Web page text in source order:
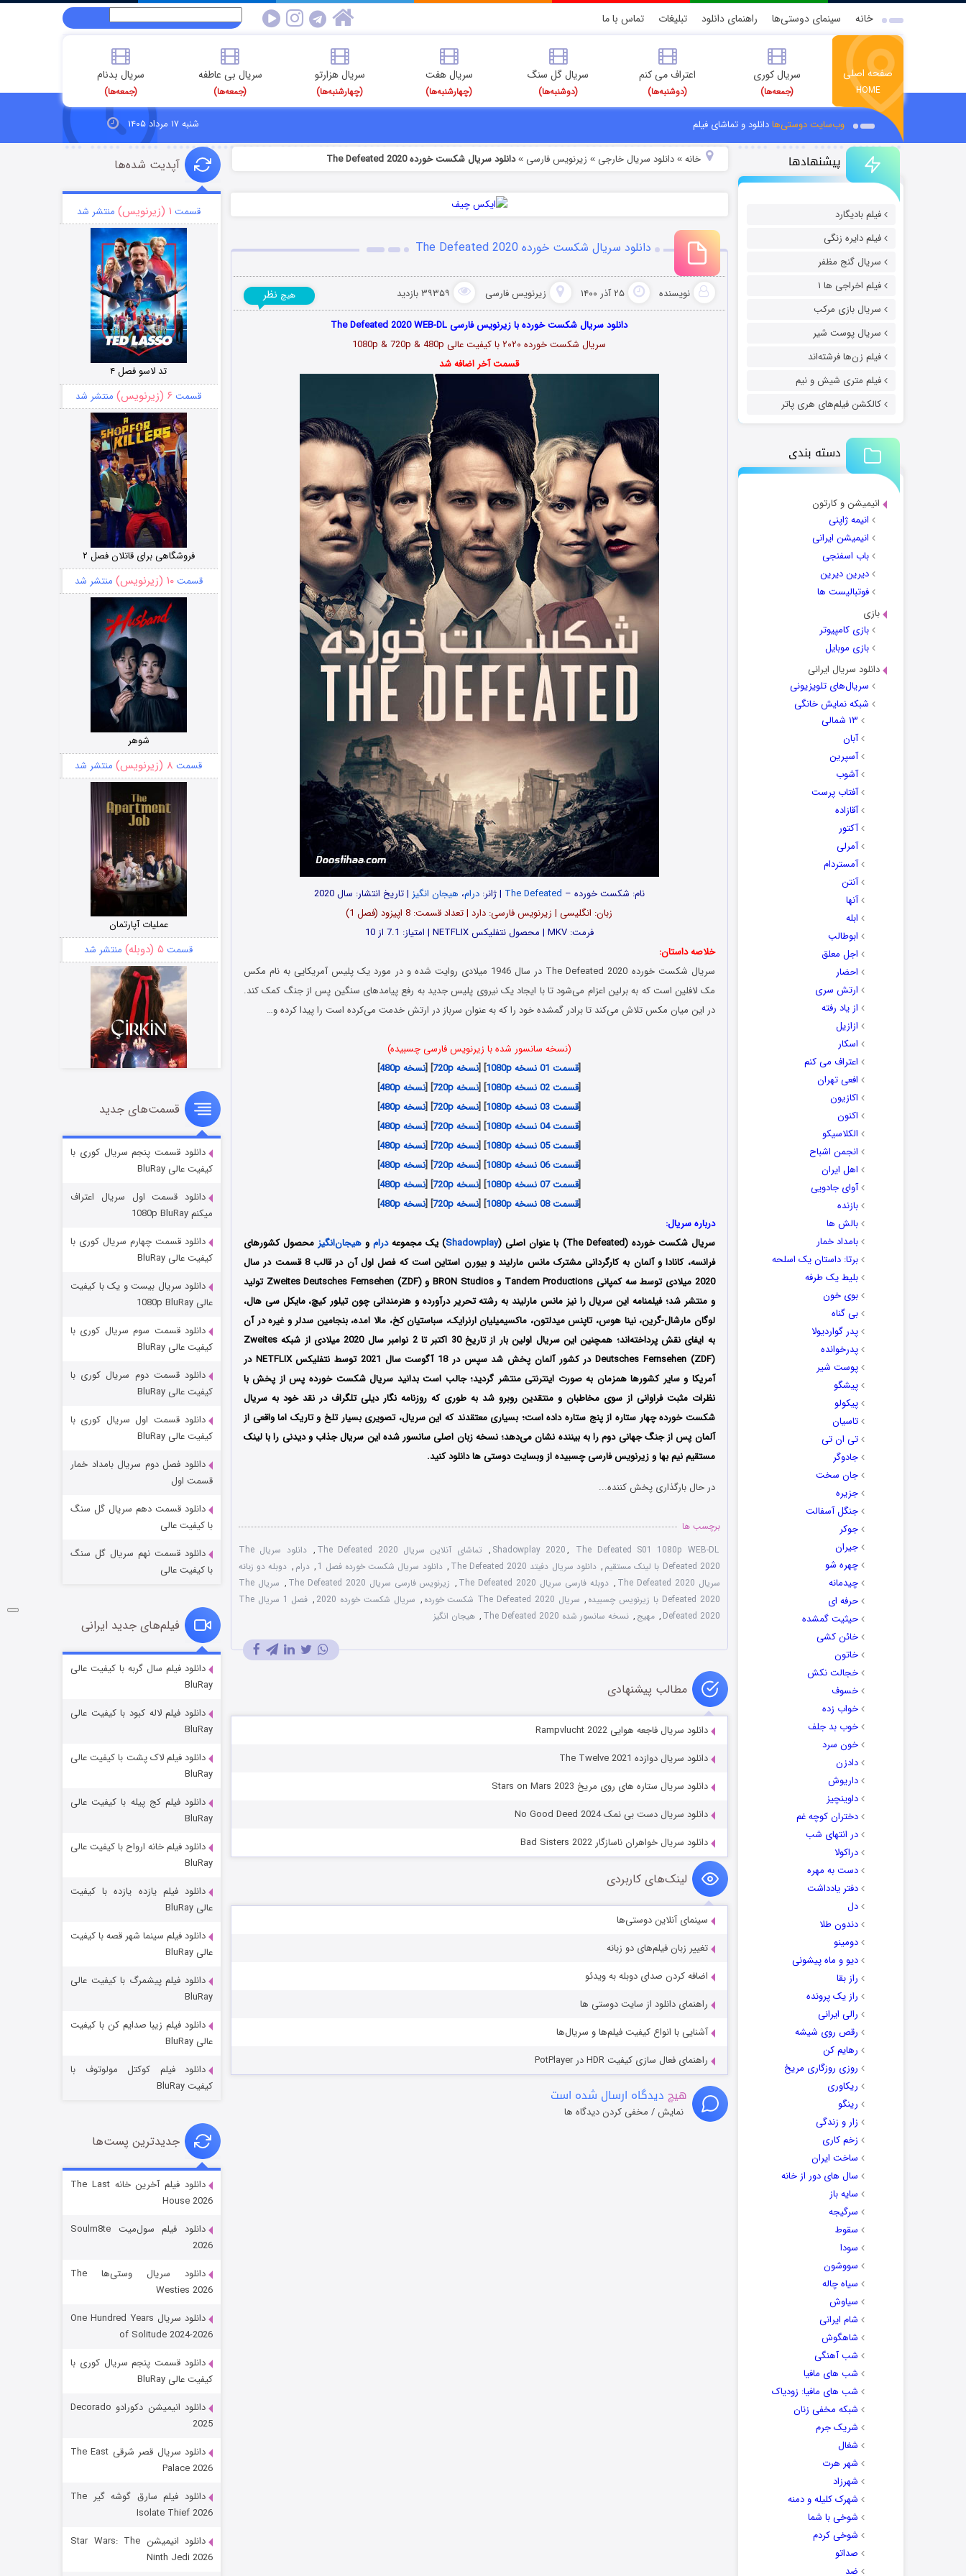
خانه سینمای دوستی‌ها راهنمای دانلود تبلیغات تماس با ما
صفحه اصلی
HOME
سریال کوری
(جمعه‌ها)
اعتراف می کنم
(دوشنبه‌ها)
سریال گل سنگ
(دوشنبه‌ها)
سریال هفت
(چهارشنبه‌ها)
سریال هزارتو
(چهارشنبه‌ها)
سریال بی عاطفه
(جمعه‌ها)
سریال بدنام
(جمعه‌ها)
وب‌سایت دوستی‌هادانلود و تماشای فیلم شنبه ۱۷ مرداد ۱۴۰۵
پیشنهادها
فیلم بادیگارد
فیلم دایره زنگی
سریال گنج مظفر
فیلم اخراجی ها ۱
سریال بازی مرکب
سریال پوست شیر
فیلم زن‌ها فرشته‌اند
فیلم متری شیش و نیم
کالکشن فیلم‌های هری پاتر
دسته بندی
انیمیشن و کارتون
انیمه ژاپنی
انیمیشن ایرانی
باب اسفنجی
دیرین دیرین
فوتبالیست ها
بازی
بازی کامپیوتر
بازی موبایل
دانلود سریال ایرانی
سریال‌های تلویزیونی
شبکه نمایش خانگی
۱۳ شمالی
آبان
آسپرین
آشوب
آفتاب پرست
آقازاده
آکتور
آمرلی
آمستردام
آنتن
آنها
ابله
ابوطالب
اجل معلق
احضار
ارتش سری
از یاد رفته
ازازیل
اسکار
اعتراف می کنم
افعی تهران
اکازیون
اکنون
الکلاسیکو
انجمن اشباح
اهل ایران
آوای جادویی
بازنده
بالش ها
بامداد خمار
برتا: داستان یک اسلحه
بلیط یک‌‌ طرفه
بوی خون
بی گناه
پدر گواردیولا
پدرخوانده
پوست شیر
پیشگو
پیکولو
تاسیان
تی ان تی
جادوگر
جان سخت
جزیره
جنگل آسفالت
جوکر
جیران
چهره شو
چیدمانه
حرفه ای
حیثیت گمشده
خائن کشی
خاتون
خجالت نکش
خسوف
خواب زده
خوب بد جلف
خون سرد
دادزن
داریوش
داوینچیز
دختران کوچه غم
در انتهای شب
دراکولا
دست به مهره
دفتر یادداشت
دل
دندون طلا
دومینو
دیو و ماه پیشونی
راز بقا
راز یک پرونده
رالی ایرانی
رقص روی شیشه
رهایم کن
روزی روزگاری مریخ
ریکاوری
رینگو
زار و زندگی
زخم کاری
ساخت ایران
سال های دور از خانه
سایه باز
سرگیجه
سقوط
سودا
سووشون
سیاه چاله
سیاوش
شام ایرانی
شاهگوش
شب آهنگی
شب های مافیا
شب های مافیا: زودیاک
شبکه مخفی زنان
شریک جرم
شغال
شهر هرت
شهرزاد
شهرک کلیله و دمنه
شوخی با شما
شوخی کردم
صداتو
ضد
خانه» دانلود سریال خارجی » زیرنویس فارسی »دانلود سریال شکست خورده The Defeated 2020
دانلود سریال شکست خورده The Defeated 2020
نویسنده ۲۵ آذر ۱۴۰۰ زیرنویس فارسی ۳۹۳۵۹ بازدید هیچ نظر
دانلود سریال شکست خورده با زیرنویس فارسی The Defeated 2020 WEB-DL
سریال شکست خورده ۲۰۲۰ با کیفیت عالی 1080p & 720p & 480p
قسمت آخر اضافه شد
نام: شکست خورده – The Defeated | ژانر:درام، هیجان انگیز | تاریخ انتشار: سال 2020
زبان: انگلیسی | زیرنویس فارسی: دارد | تعداد قسمت: 8 اپیزود (فصل 1)
فرمت: MKV | محصول نتفلیکس NETFLIX | امتیاز: 7.1 از 10
خلاصه داستان:
سریال شکست خورده The Defeated 2020 در سال 1946 میلادی روایت شده و در مورد یک پلیس آمریکایی به نام مکس
مک لافلین است که به برلین اعزام می‌شود تا با ایجاد یک نیروی پلیس جدید به رفع پیامدهای سنگین پس از جنگ کمک کند.
در این میان مکس تلاش می‌کند تا برادر گمشده خود را که به عنوان سرباز در ارتش خدمت می‌کرده است را پیدا کرده و…
(نسخه سانسور شده با زیرنویس فارسی چسبیده)
[قسمت 01 نسخه 1080p ] [نسخه 720p ] [نسخه 480p
]
[قسمت 02 نسخه 1080p ] [نسخه 720p ] [نسخه 480p
]
[قسمت 03 نسخه 1080p ] [نسخه 720p ] [نسخه 480p
]
[قسمت 04 نسخه 1080p ] [نسخه 720p ] [نسخه 480p
]
[قسمت 05 نسخه 1080p ] [نسخه 720p ] [نسخه 480p
]
[قسمت 06 نسخه 1080p ] [نسخه 720p ] [نسخه 480p
]
[قسمت 07 نسخه 1080p ] [نسخه 720p ] [نسخه 480p
]
[قسمت 08 نسخه 1080p ] [نسخه 720p ] [نسخه 480p
]
درباره سریال:
سریال شکست خورده (The Defeated) با عنوان اصلی (
Shadowplay) یک مجموعهدرامو هیجان‌انگیز محصول کشورهای
فرانسه، کانادا و آلمان به کارگردانی مشترک مانس مارلیند و بیورن استاین است که فصل اول آن در قالب 8 قسمت در سال
2020 میلادی توسط سه کمپانی Tandem Productions و BRON Studios و Zweites Deutsches Fernsehen (ZDF) تولید
و منتشر شد؛ فیلمنامه این سریال را نیز مانس مارلیند به رشته تحریر درآورده و هنرمندانی چون تیلور کیچ، مایکل سی هال،
لوگان مارشال-گرین، نینا هوس، تاپنس میدلتون، ماکسیمیلیان ارنرایک، سباستیان کخ، مالا امده، بنجامین سدلر و غیره در آن
به ایفای نقش پرداخته‌اند؛ همچنین این سریال اولین بار از تاریخ 30 اکتبر تا 2 نوامبر سال 2020 میلادی از شبکه Zweites
Deutsches Fernsehen (ZDF) در کشور آلمان پخش شد سپس در 18 آگوست سال 2021 توسط نتفلیکس NETFLIX در
آمریکا و سایر کشورها همزمان به صورت اینترنتی منتشر گردید؛ جالب است بدانید سریال شکست خورده پس از پخش با
نظرات مثبت فراوانی از سوی مخاطبان و منتقدین روبرو شد به طوری که روزنامه نگار دیلی تلگراف در نقد خود به سریال
شکست خورده چهار ستاره از پنج ستاره داده است؛ بسیاری معتقدند که این سریال، تصویری بسیار تلخ و تاریک اما واقعی از
آلمان پس از جنگ جهانی دوم را به بیننده نشان می‌دهد؛ نسخه زبان اصلی سانسور شده این سریال جذاب و دیدنی را با لینک
مستقیم نیم بها و زیرنویس فارسی چسبیده از وبسایت دوستی ها دانلود کنید.
در حال بارگذاری پخش کننده...
برچسب ها
Shadowplay 2020, The Defeated S01 1080p WEB-DL
, تماشای آنلاین سریال The Defeated 2020 ,
دانلود سریال The
Defeated 2020 با لینک مستقیم
, دانلود سریال دفیتد The Defeated 2020 , دانلود سریال شکست خورده فصل 1 , درام , دوبله دو زبانه
سریال The Defeated 2020
, دوبله فارسی سریال The Defeated 2020 , زیرنویس فارسی سریال The Defeated 2020 ,
سریال The
Defeated 2020 با زیرنویس چسبیده
, سریال The Defeated 2020 شکست خورده , سریال شکست خورده 2020 ,
فصل 1 سریال The
Defeated 2020
, مهیج , نسخه سانسور شده The Defeated 2020 , هیجان انگیز
مطالب پیشنهادی
دانلود سریال فاجعه هوایی Rampvlucht 2022
دانلود سریال دوازده The Twelve 2021
دانلود سریال ستاره های روی مریخ Stars on Mars 2023
دانلود سریال دست بی نمک No Good Deed 2024
دانلود سریال خواهران ناسازگار Bad Sisters 2022
لینک‌های کاربردی
سینمای آنلاین دوستی‌ها
تغییر زبان فیلم‌های دو زبانه
اضافه کردن صدای دوبله به ویدئو
راهنمای دانلود از سایت دوستی ها
آشنایی با انواع کیفیت فیلم‌ها و سریال‌ها
راهنمای فعال سازی کیفیت HDR در PotPlayer
هیچ دیدگاه ارسال شده است
نمایش / مخفی کردن دیدگاه ها
آپدیت شده‌ها
قسمت ۱ (زیرنویس) منتشر شد
تد لاسو فصل ۴
قسمت ۶ (زیرنویس) منتشر شد
فروشگاهی برای قاتلان فصل ۲
قسمت۱۰ (زیرنویس) منتشر شد
شوهر
قسمت ۸ (زیرنویس) منتشر شد
عملیات آپارتمان
قسمت ۵ (دوبله) منتشر شد
سریال زشت
قسمت۲ (زیرنویس) منتشر شد
مردگان متحرک: شهر مرده ۳
شکست استوارت در نجات جهان
قسمت ۷ (زیرنویس) منتشر شد
شوگر فصل ۲
قسمت
خاندان اژدها فصل ۳
جادوگری در مغولستان
قسمت
رویایی برای تو
قسمت
قسمت‌های جدید
دانلود قسمت پنجم سریال کوری با
کیفیت عالی BluRay
دانلود قسمت اول سریال اعتراف
میکنم 1080p BluRay
دانلود قسمت چهارم سریال کوری با
کیفیت عالی BluRay
دانلود سریال بیست و یک با کیفیت
عالی 1080p BluRay
دانلود قسمت سوم سریال کوری با
کیفیت عالی BluRay
دانلود قسمت دوم سریال کوری با
کیفیت عالی BluRay
دانلود قسمت اول سریال کوری با
کیفیت عالی BluRay
دانلود فصل دوم سریال بامداد خمار
قسمت اول
دانلود قسمت دهم سریال گل سنگ
با کیفیت عالی
دانلود قسمت نهم سریال گل سنگ
با کیفیت عالی
فیلم‌های جدید ایرانی
دانلود فیلم سال گربه با کیفیت عالی
BluRay
دانلود فیلم لاله کبود با کیفیت عالی
BluRay
دانلود فیلم لاک پشت با کیفیت عالی
BluRay
دانلود فیلم کج‌ پیله با کیفیت عالی
BluRay
دانلود فیلم خانه ارواح با کیفیت عالی
BluRay
دانلود فیلم یازده یازده با کیفیت
عالی BluRay
دانلود فیلم سینما شهر قصه با کیفیت
عالی BluRay
دانلود فیلم پیشمرگ با کیفیت عالی
BluRay
دانلود فیلم زیبا صدایم کن با کیفیت
عالی BluRay
دانلود فیلم کوکتل مولوتوف با
کیفیت BluRay
جدیدترین پست‌ها
دانلود فیلم آخرین خانه The Last
House 2026
دانلود فیلم سول‌میت Soulm8te
2026
دانلود سریال وستی‌ها The
Westies 2026
دانلود سریال One Hundred Years
of Solitude 2024-2026
دانلود قسمت پنجم سریال کوری با
کیفیت عالی BluRay
دانلود انیمیشن دکورادو Decorado
2025
دانلود سریال قصر شرقی The East
Palace 2026
دانلود فیلم سارق گوشه گیر The
Isolate Thief 2026
دانلود انیمیشن Star Wars: The
Ninth Jedi 2026